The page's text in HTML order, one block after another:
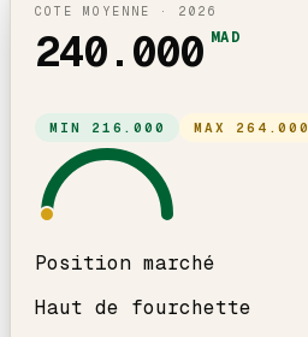
COTE MOYENNE · 2026
240.000 MAD
MIN 216.000 MAX 264.000
Position marché
Haut de fourchette